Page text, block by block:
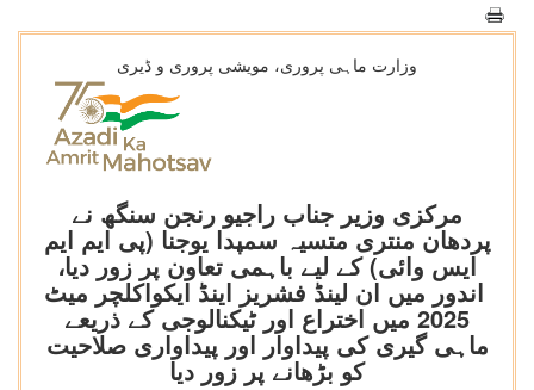
وزارت ماہی پروری، مویشی پروری و ڈیری
مرکزی وزیر جناب راجیو رنجن سنگھ نے
پردھان منتری متسیہ سمپدا یوجنا (پی ایم ایم
ایس وائی) کے لیے باہمی تعاون پر زور دیا،
اندور میں ان لینڈ فشریز اینڈ ایکواکلچر میٹ
2025 میں اختراع اور ٹیکنالوجی کے ذریعے
ماہی گیری کی پیداوار اور پیداواری صلاحیت
کو بڑھانے پر زور دیا